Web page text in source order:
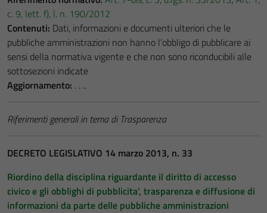
c. 9, lett. f), l. n. 190/2012
Contenuti: Dati, informazioni e documenti ulteriori che le
pubbliche amministrazioni non hanno l’obbligo di pubblicare ai
sensi della normativa vigente e che non sono riconducibili alle
sottosezioni indicate
Aggiornamento: . . ..
Riferimenti generali in tema di Trasparenza
DECRETO LEGISLATIVO 14 marzo 2013, n. 33
Riordino della disciplina riguardante il diritto di accesso
civico e gli obblighi di pubblicita’, trasparenza e diffusione di
informazioni da parte delle pubbliche amministrazioni